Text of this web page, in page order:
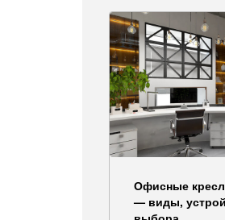
Офисные
— виды,